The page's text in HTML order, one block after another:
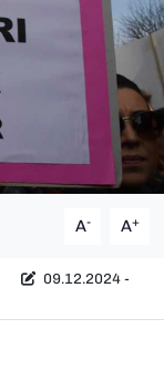
A- A+
09.12.2024 -